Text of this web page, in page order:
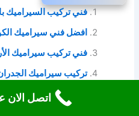
فني تركيب السيراميك
افضل فني سيراميك
فني تركيب سيراميك
تركيب سيراميك
اتصل الان على